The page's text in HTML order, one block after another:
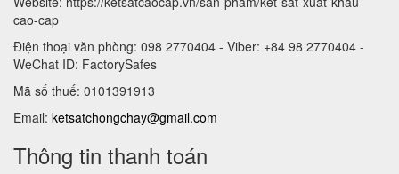
cao-cap
Điện thoại văn phòng: 098 2770404 - Viber: +84 98 2770404 -
WeChat ID: FactorySafes
Mã số thuế: 0101391913
Email: ketsatchongchay@gmail.com
Thông tin thanh toán